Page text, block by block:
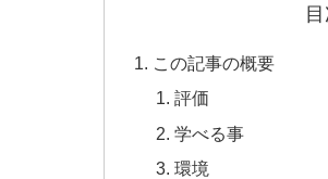
この記事の概要
評価
学べる事
環境